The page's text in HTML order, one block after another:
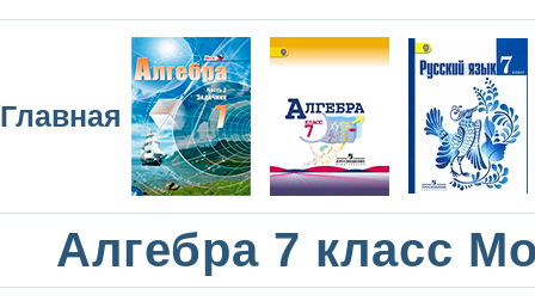
Главная
Алгебра 7 класс